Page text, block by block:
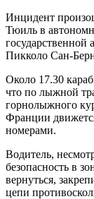
Инцидент
Тюиль в
государственной
Пикколо Сан-
Около 17.30
что по лыжной
горнолыжного
Франции
номерами.
Водитель,
безопасность в
вернуться,
цепи